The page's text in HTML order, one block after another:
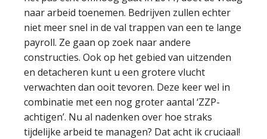
naar arbeid toenemen. Bedrijven zullen echter
niet meer snel in de val trappen van een te lange
payroll. Ze gaan op zoek naar andere
constructies. Ook op het gebied van uitzenden
en detacheren kunt u een grotere vlucht
verwachten dan ooit tevoren. Deze keer wel in
combinatie met een nog groter aantal ‘ZZP-
achtigen’. Nu al nadenken over hoe straks
tijdelijke arbeid te managen? Dat acht ik cruciaal!